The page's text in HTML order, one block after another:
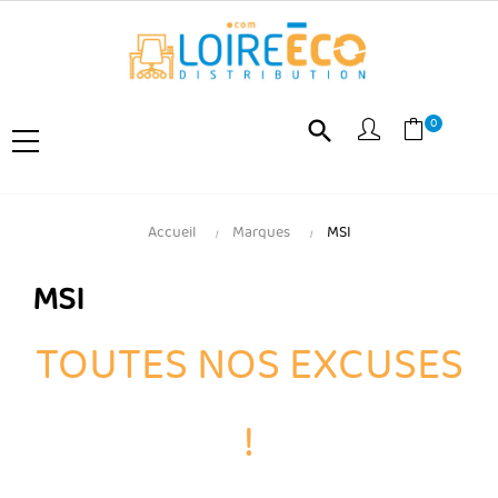
search 0
Accueil Marques MSI
MSI
TOUTES NOS EXCUSES
!